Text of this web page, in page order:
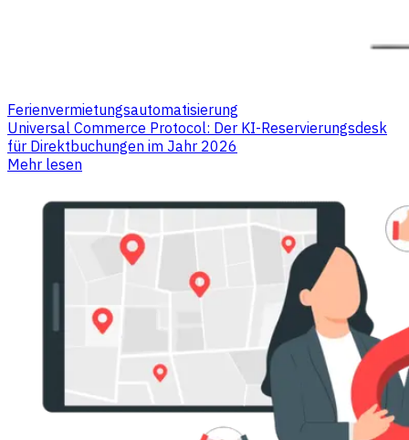
Ferienvermietungsautomatisierung
Universal Commerce Protocol: Der KI-Reservierungsdesk
für Direktbuchungen im Jahr 2026
Mehr lesen